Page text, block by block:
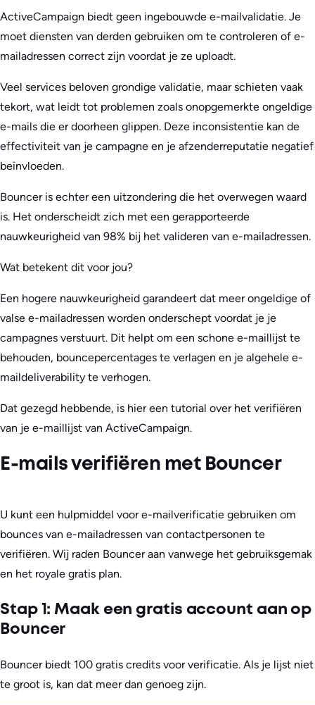
ActiveCampaign biedt geen ingebouwde e-mailvalidatie. Je
moet diensten van derden gebruiken om te controleren of e-
mailadressen correct zijn voordat je ze uploadt.
Veel services beloven grondige validatie, maar schieten vaak
tekort, wat leidt tot problemen zoals onopgemerkte ongeldige
e-mails die er doorheen glippen. Deze inconsistentie kan de
effectiviteit van je campagne en je afzenderreputatie negatief
beïnvloeden.
Bouncer is echter een uitzondering die het overwegen waard
is. Het onderscheidt zich met een gerapporteerde
nauwkeurigheid van 98% bij het valideren van e-mailadressen.
Wat betekent dit voor jou?
Een hogere nauwkeurigheid garandeert dat meer ongeldige of
valse e-mailadressen worden onderschept voordat je je
campagnes verstuurt. Dit helpt om een schone e-maillijst te
behouden, bouncepercentages te verlagen en je algehele e-
maildeliverability te verhogen.
Dat gezegd hebbende, is hier een tutorial over het verifiëren
van je e-maillijst van ActiveCampaign.
E-mails verifiëren met Bouncer
U kunt een hulpmiddel voor e-mailverificatie gebruiken om
bounces van e-mailadressen van contactpersonen te
verifiëren. Wij raden Bouncer aan vanwege het gebruiksgemak
en het royale gratis plan.
Stap 1: Maak een gratis account aan op
Bouncer
Bouncer biedt 100 gratis credits voor verificatie. Als je lijst niet
te groot is, kan dat meer dan genoeg zijn.